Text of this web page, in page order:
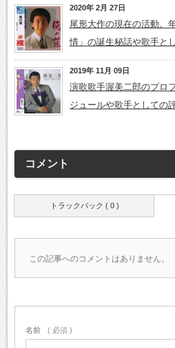
2020年 2月 27日
尾形大作の現在の活動。
情」の誕生秘話や歌手と
2019年 11月 09日
演歌歌手渥美二郎のプロ
ジュールや歌手としての
コメント
トラックバック ( 0 )
この記事へのコメントはありません。
名前 ( 必須 )